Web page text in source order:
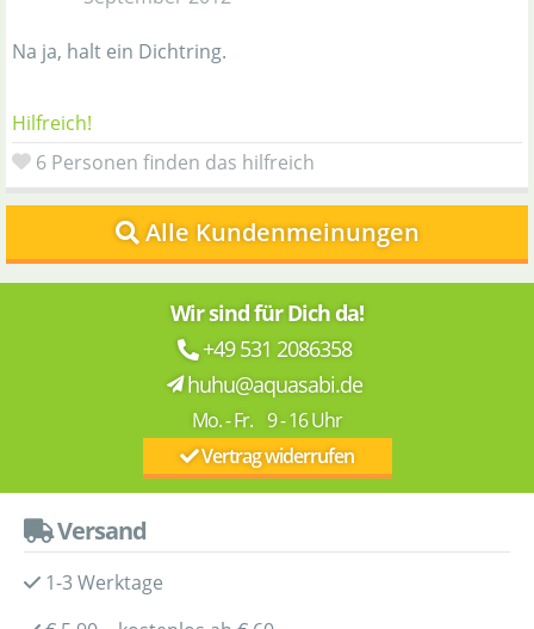
Na ja, halt ein Dichtring.
Hilfreich!
6 Personen finden das hilfreich
Alle Kundenmeinungen
Wir sind für Dich da!
+49 531 2086358
huhu@aquasabi.de
Mo. - Fr. 9 - 16 Uhr
Vertrag widerrufen
Versand
1-3 Werktage